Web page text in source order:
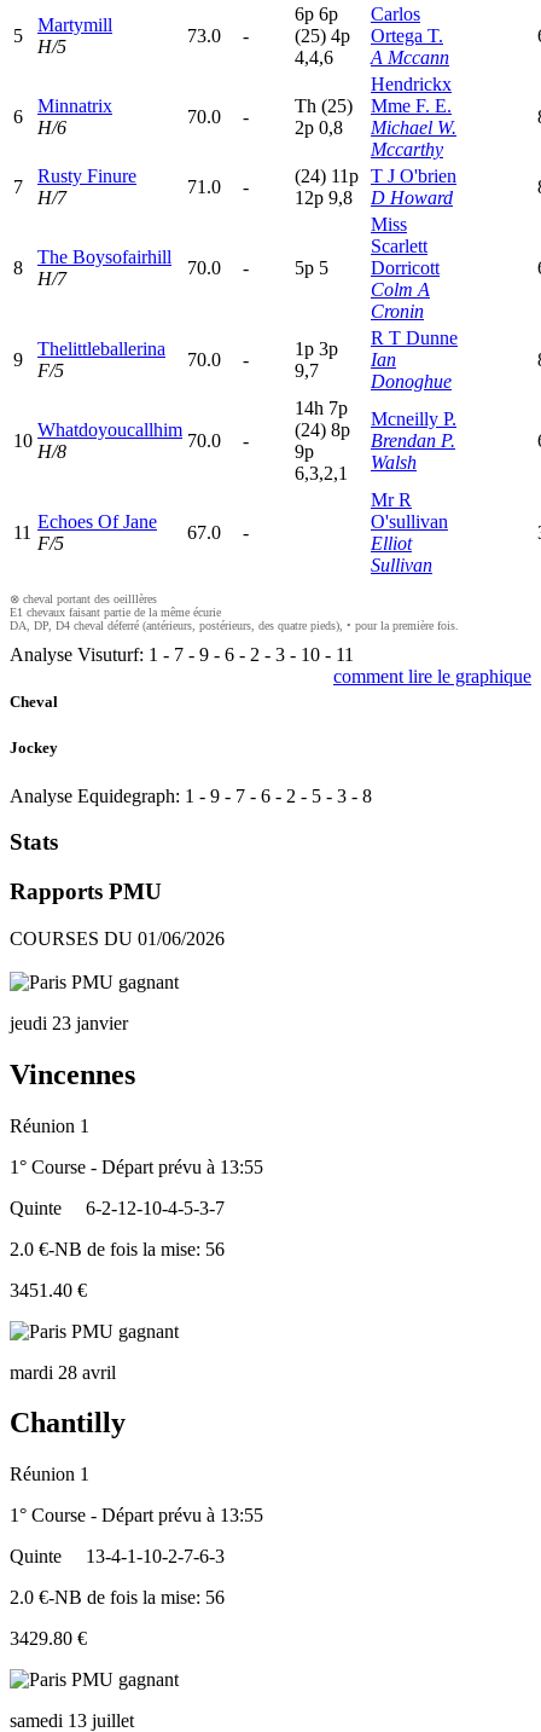
5
Martymill
H/5
73.0 -
6p 6p
(25) 4p
4,4,6
Carlos
Ortega T.
A Mccann
6
Minnatrix
H/6
70.0 -
Th (25)
2p 0,8
Hendrickx
Mme F. E.
Michael W.
Mccarthy
7
Rusty Finure
H/7
71.0 -
(24) 11p
12p 9,8
T J O'brien
D Howard
8
The Boysofairhill
H/7
70.0 - 5p 5
Miss
Scarlett
Dorricott
Colm A
Cronin
9
Thelittleballerina
F/5
70.0 -
1p 3p
9,7
R T Dunne
Ian
Donoghue
10
Whatdoyoucallhim
H/8
70.0 -
14h 7p
(24) 8p
9p
6,3,2,1
Mcneilly P.
Brendan P.
Walsh
11
Echoes Of Jane
F/5
67.0 -
Mr R
O'sullivan
Elliot
Sullivan
⊗ cheval portant des oeilllères
E1 chevaux faisant partie de la même écurie
DA, DP, D4 cheval déferré (antérieurs, postérieurs, des quatre pieds), • pour la première fois.
Analyse Visuturf: 1 - 7 - 9 - 6 - 2 - 3 - 10 - 11
comment lire le graphique
Cheval
Jockey
Analyse Equidegraph: 1 - 9 - 7 - 6 - 2 - 5 - 3 - 8
Stats
Rapports PMU
COURSES DU 01/06/2026
jeudi 23 janvier
Vincennes
Réunion 1
1° Course - Départ prévu à 13:55
Quinte
6-2-12-10-4-5-3-7
2.0 €-NB de fois la mise: 56
3451.40 €
mardi 28 avril
Chantilly
Réunion 1
1° Course - Départ prévu à 13:55
Quinte
13-4-1-10-2-7-6-3
2.0 €-NB de fois la mise: 56
3429.80 €
samedi 13 juillet